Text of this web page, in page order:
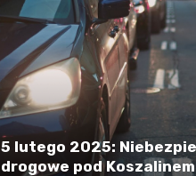
5 lutego 2025:
drogowe pod